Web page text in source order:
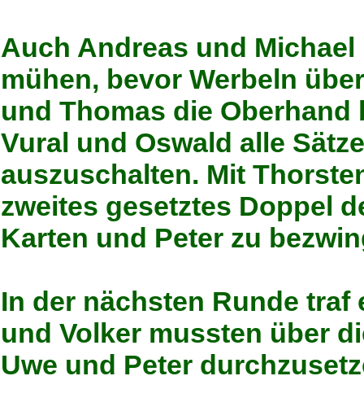
Auch Andreas und
mühen, bevor Werbeln
und Thomas die
Vural und Oswald alle
auszuschalten. Mit
zweites gesetztes Doppel
Karten und Peter zu
In der nächsten Runde
und Volker mussten über
Uwe und Peter